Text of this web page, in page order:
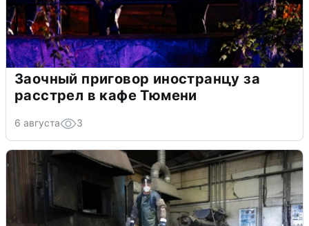
Заочный приговор иностранцу за
расстрел в кафе Тюмени
6 августа 3